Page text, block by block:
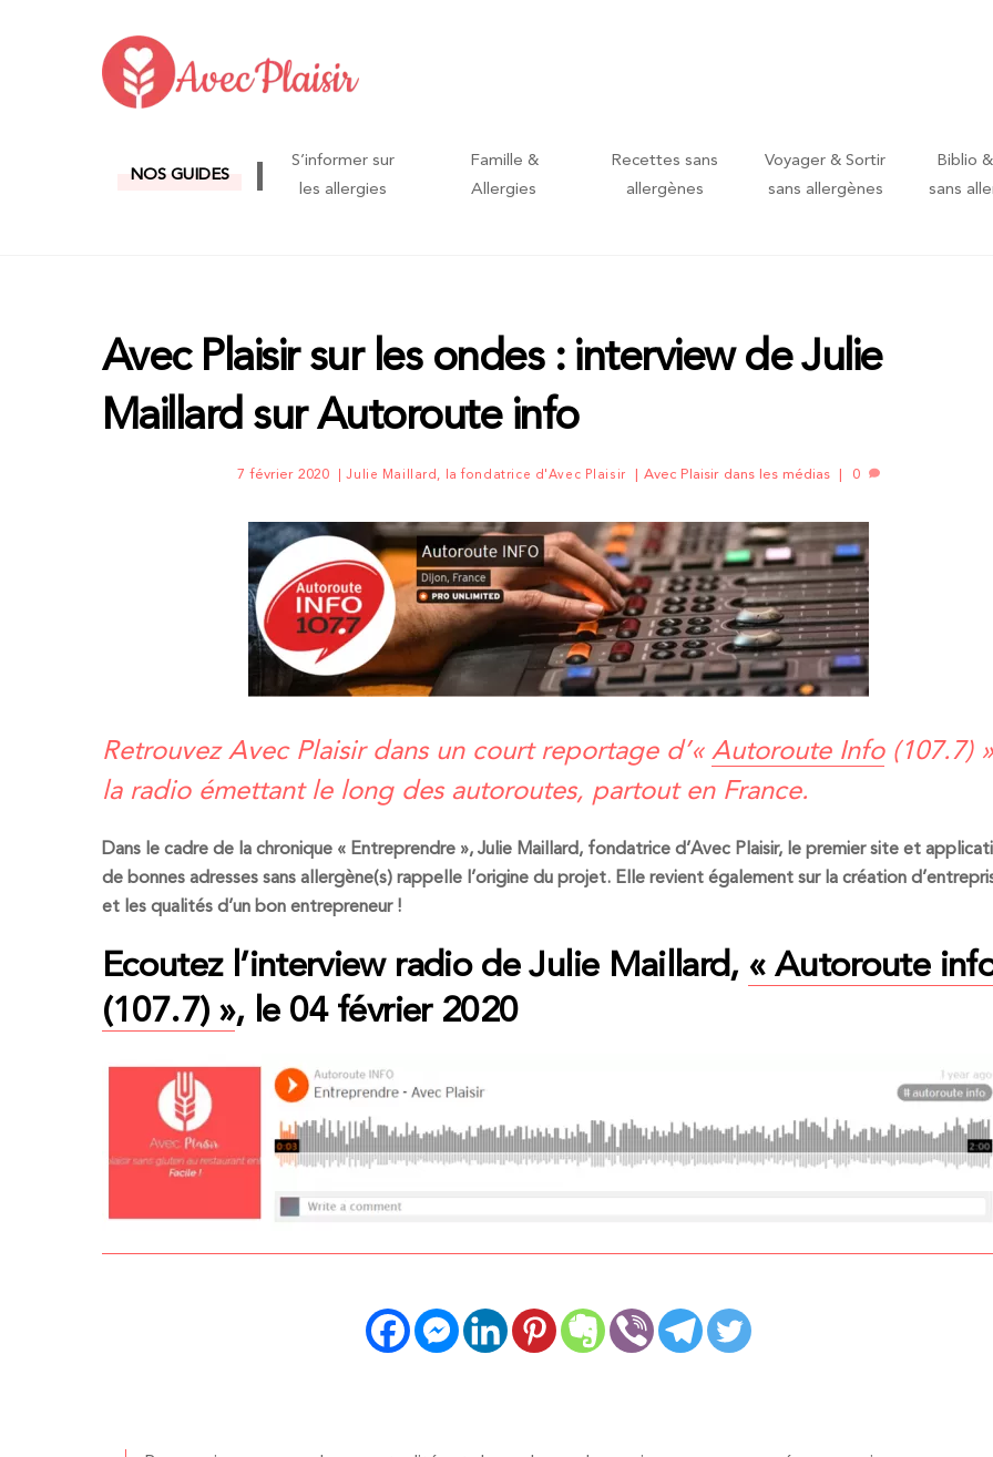
NOS GUIDES
S’informer sur
les allergies
Famille &
Allergies
Recettes sans
allergènes
Voyager & Sortir
sans allergènes
Biblio
sans
Avec Plaisir sur les ondes : interview de Julie
Maillard sur Autoroute info
7 février 2020 Julie Maillard, la fondatrice d'Avec Plaisir Avec Plaisir dans les médias 0
Retrouvez Avec Plaisir dans un court reportage d’« Autoroute Info(107.7)
la radio émettant le long des autoroutes, partout en France.
Dans le cadre de la chronique « Entreprendre », Julie Maillard, fondatrice d’Avec Plaisir, le premier site et
de bonnes adresses sans allergène(s) rappelle l’origine du projet. Elle revient également sur la création
et les qualités d’un bon entrepreneur !
Ecoutez l’interview radio de Julie Maillard, « Autoroute
(107.7) », le 04 février 2020